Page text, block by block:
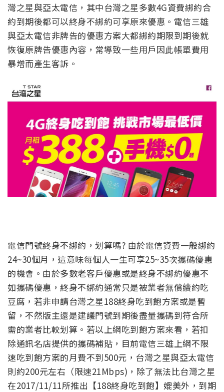
灣之星與亞太電信，其中台灣之星多數4G資費綁約合
約到期後都可以終身不綁約可享原來優惠。電信三雄
與亞太電信非牌告的優惠方案大都綁約期限到期後就
恢復原牌告優惠內容，常導致一些用戶因此帳單費用
暴增而產生客訴。
電信門號終身不綁約，划算嗎? 由於電信資費一般綁約
24~30個月，這意味每個人一生可享25~35次攜碼優惠
的機會。由於多數老客戶優惠或是終身不綁約優惠不
如攜碼優惠，終身不綁約通常只是被業者無償續約吃
豆腐，若非申請台灣之星188終身吃到飽方案或是暫
留，不然版主還是建議門號到期後盡量攜碼到符合所
需的業者比較划算。若以上網吃到飽方案來看，若扣
除通訊名店提供的攜碼補貼，目前電信三雄上網不限
速吃到飽方案的月費不到500元，台灣之星與亞太電信
則約200元左右（限速21Mbps)，除了無法比台灣之星
在2017/11/11所推出【188終身吃到飽】媲美外，到期